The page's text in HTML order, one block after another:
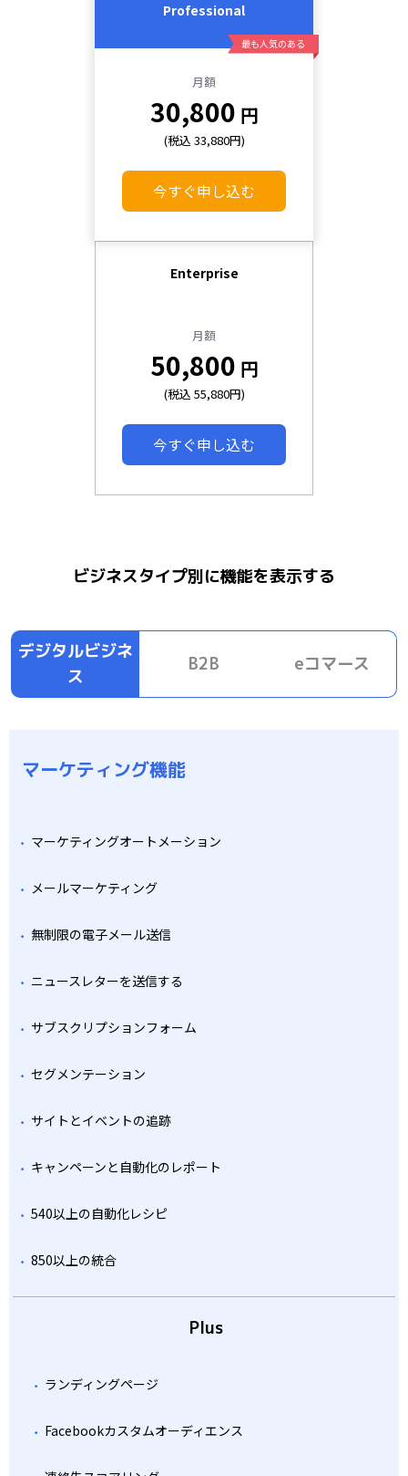
Professional
最も人気のある
月額
30,800 円
(税込 33,880円)
今すぐ申し込む
Enterprise
月額
50,800 円
(税込 55,880円)
今すぐ申し込む
ビジネスタイプ別に機能を表示する
デジタルビジネ
ス
B2B eコマース
マーケティング機能
マーケティングオートメーション
メールマーケティング
無制限の電子メール送信
ニュースレターを送信する
サブスクリプションフォーム
セグメンテーション
サイトとイベントの追跡
キャンペーンと自動化のレポート
540以上の自動化レシピ
850以上の統合
Plus
ランディングページ
Facebookカスタムオーディエンス